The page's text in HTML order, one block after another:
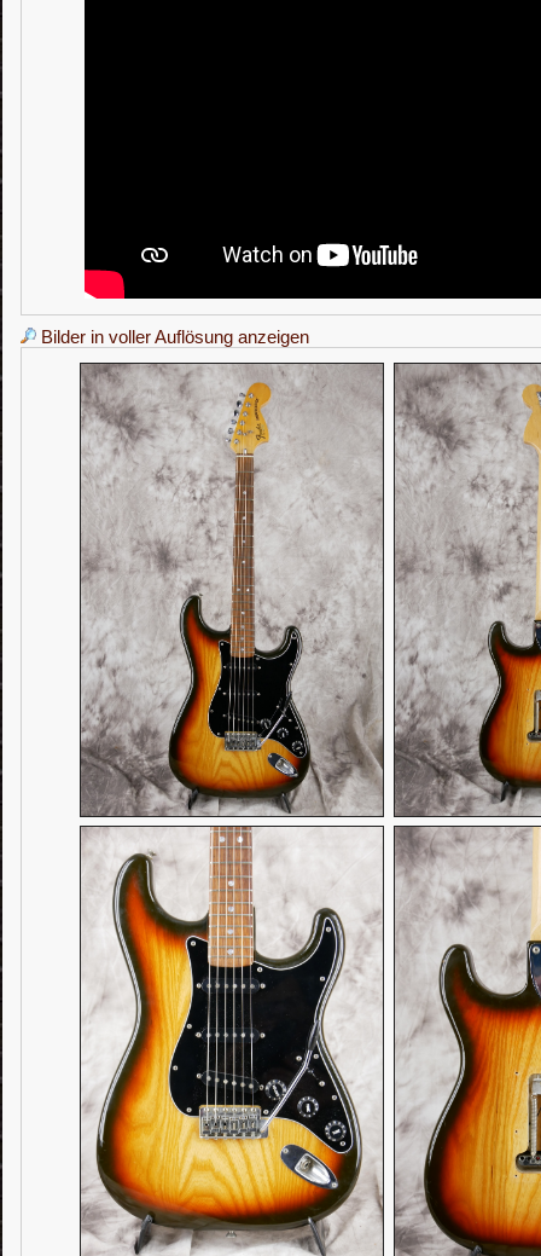
Bilder in voller Auflösung anzeigen